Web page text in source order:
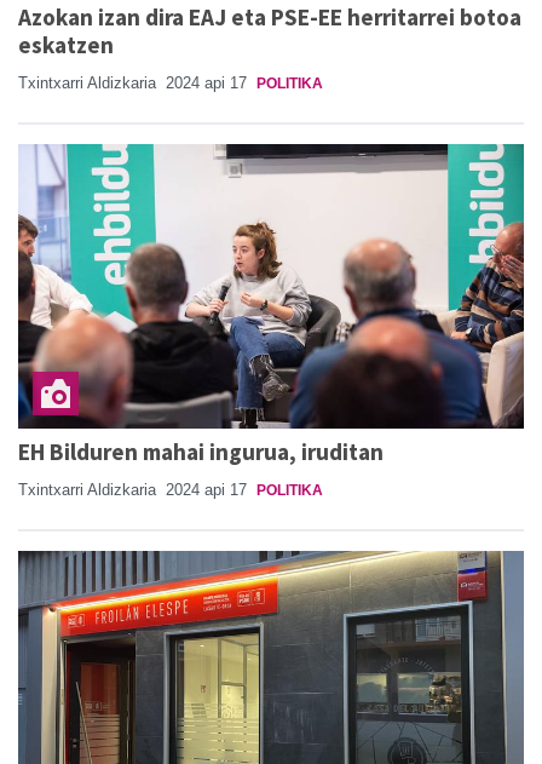
Azokan izan dira EAJ eta PSE-EE herritarrei botoa
eskatzen
Txintxarri Aldizkaria 2024 api 17 POLITIKA
EH Bilduren mahai ingurua, iruditan
Txintxarri Aldizkaria 2024 api 17 POLITIKA